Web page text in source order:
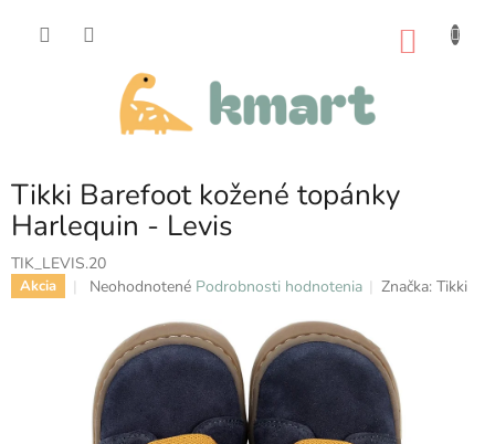
Tikki Barefoot kožené topánky
Harlequin - Levis
TIK_LEVIS.20
Akcia
Priemerné
produktu
0,0
z
5
hviezdičiek.
Neohodnotené Podrobnosti hodnotenia Značka:Tikki